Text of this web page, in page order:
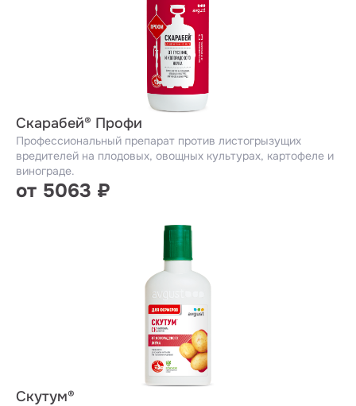
Скарабей® Профи
Профессиональный препарат против листогрызущих
вредителей на плодовых, овощных культурах, картофеле и
винограде.
от 5063 ₽
Скутум®